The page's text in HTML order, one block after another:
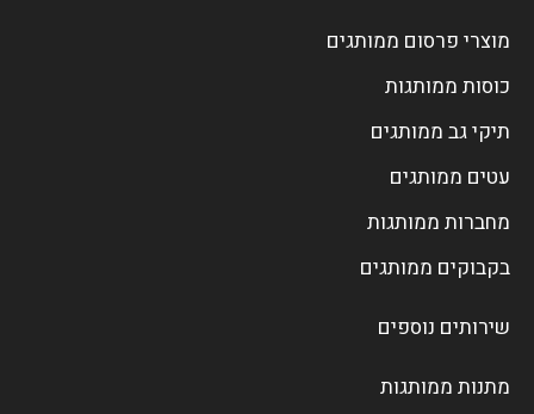
מוצרי פרסום ממותגים
כוסות ממותגות
תיקי גב ממותגים
עטים ממותגים
מחברות ממותגות
בקבוקים ממותגים
שירותים נוספים
מתנות ממותגות